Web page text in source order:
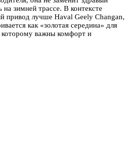
на зимней трассе. В контексте
привод лучше Haval Geely Changan,
как «золотая середина» для
которому важны комфорт и